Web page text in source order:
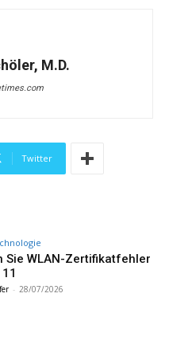
M.D.
Twitter
Sie WLAN-Zertifikatfehler
- 28/07/2026